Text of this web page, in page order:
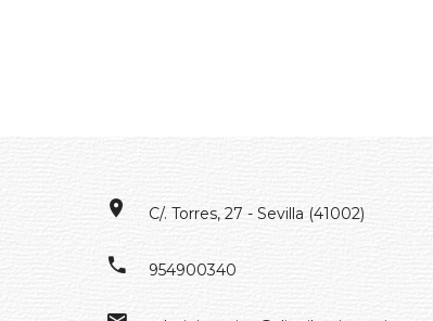
C/. Torres, 27 - Sevilla (41002)
954900340